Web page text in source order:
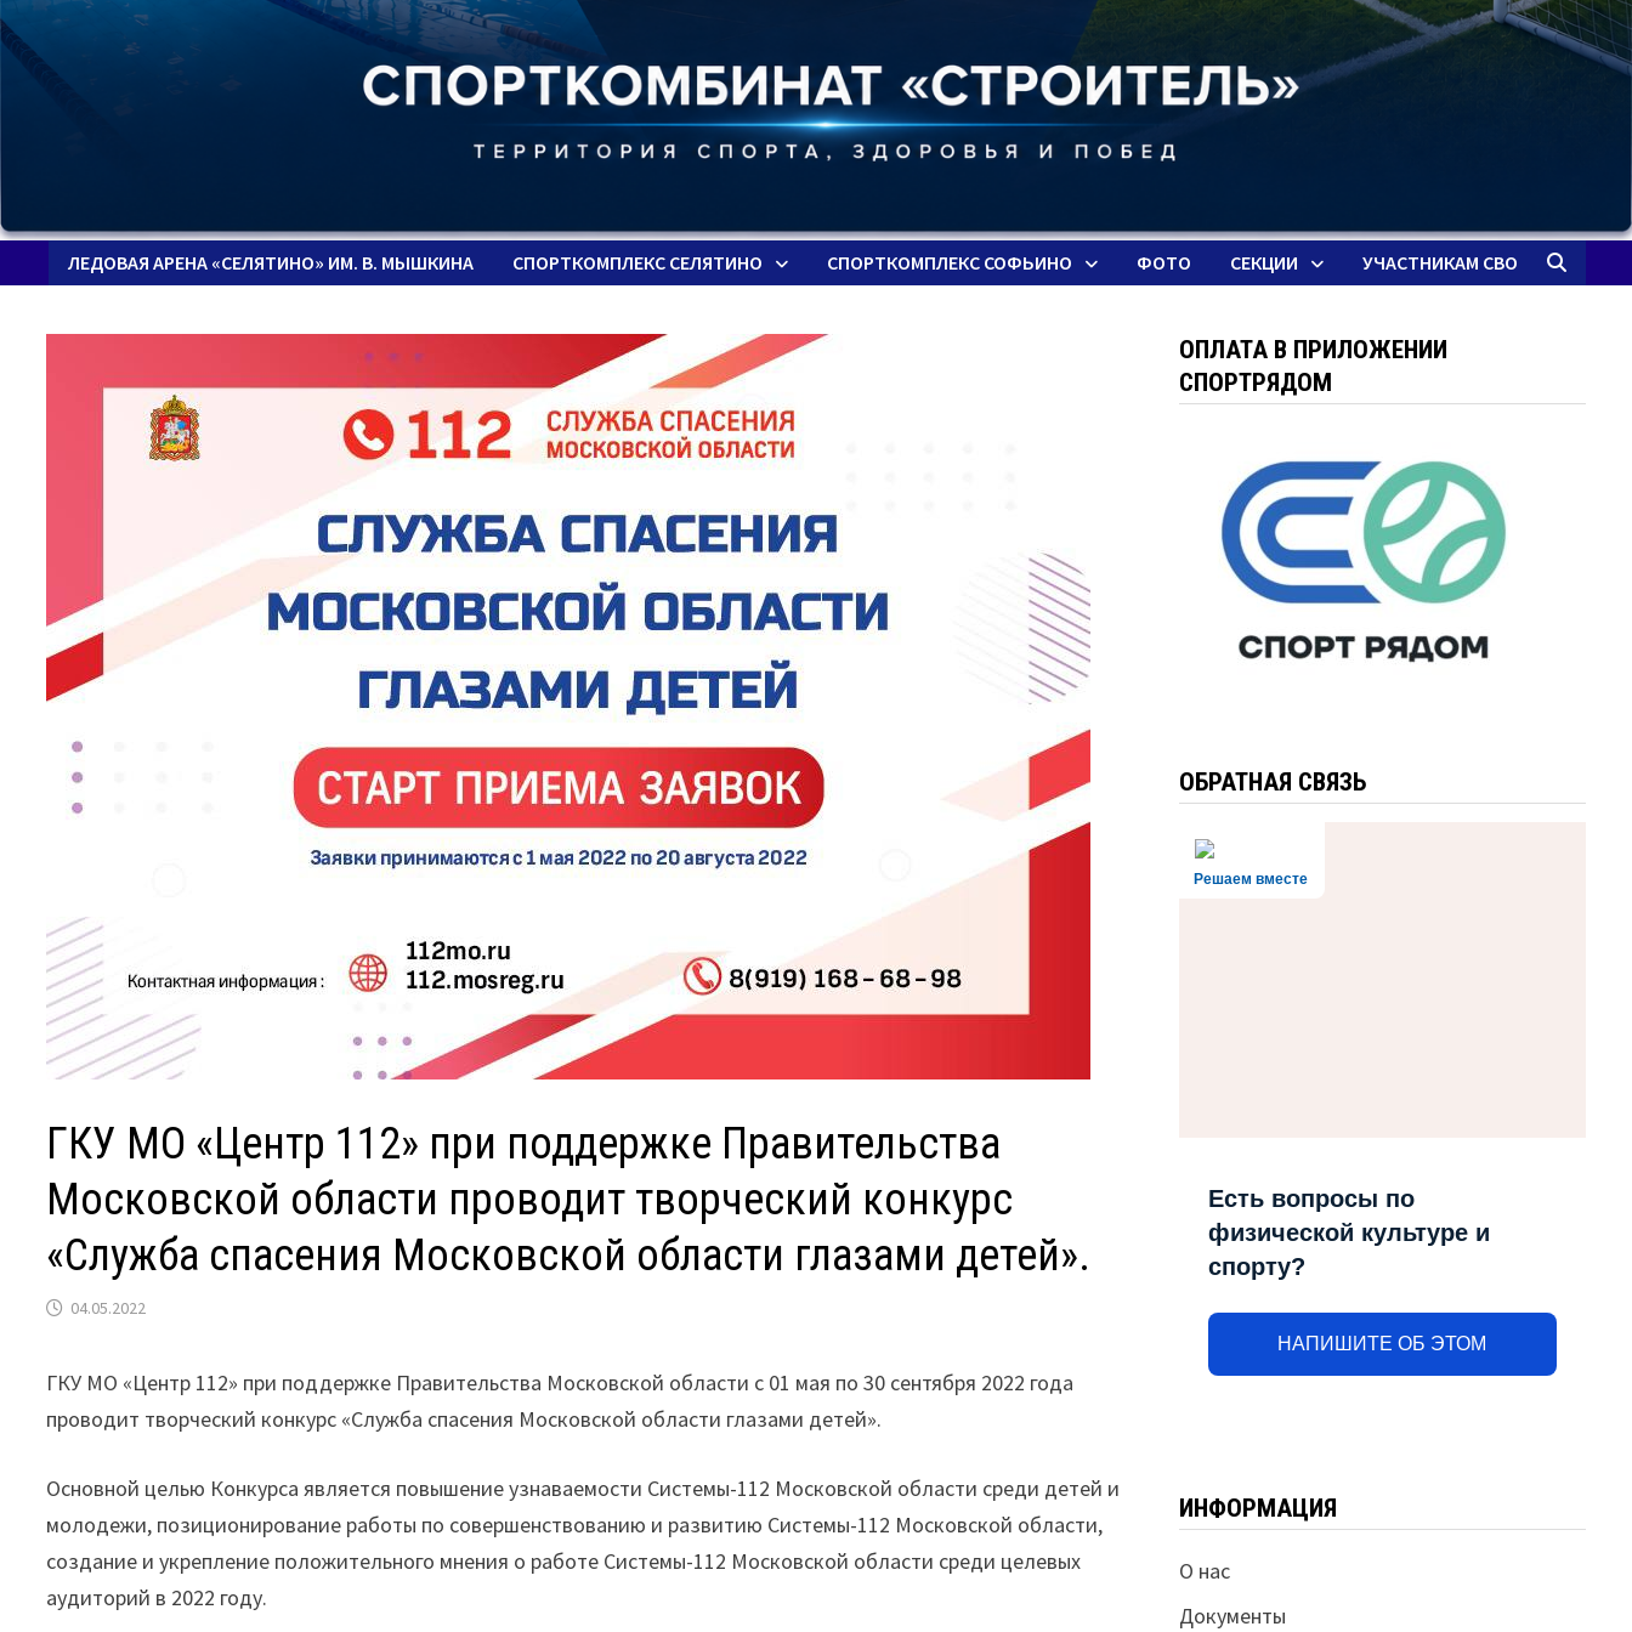
ЛЕДОВАЯ АРЕНА «СЕЛЯТИНО» ИМ. В. МЫШКИНА СПОРТКОМПЛЕКС СЕЛЯТИНО СПОРТКОМПЛЕКС СОФЬИНО ФОТО СЕКЦИИ УЧАСТНИКАМ СВО
ГКУ МО «Центр 112» при поддержке Правительства
Московской области проводит творческий конкурс
«Служба спасения Московской области глазами детей».
04.05.2022
ГКУ МО «Центр 112» при поддержке Правительства Московской области с 01 мая по 30 сентября 2022 года
проводит творческий конкурс «Служба спасения Московской области глазами детей».
Основной целью Конкурса является повышение узнаваемости Системы-112 Московской области среди детей и
молодежи, позиционирование работы по совершенствованию и развитию Системы-112 Московской области,
создание и укрепление положительного мнения о работе Системы-112 Московской области среди целевых
аудиторий в 2022 году.
ОПЛАТА В ПРИЛОЖЕНИИ
СПОРТРЯДОМ
ОБРАТНАЯ СВЯЗЬ
Решаем вместе
Есть вопросы по
физической культуре и
спорту?
НАПИШИТЕ ОБ ЭТОМ
ИНФОРМАЦИЯ
О нас
Документы